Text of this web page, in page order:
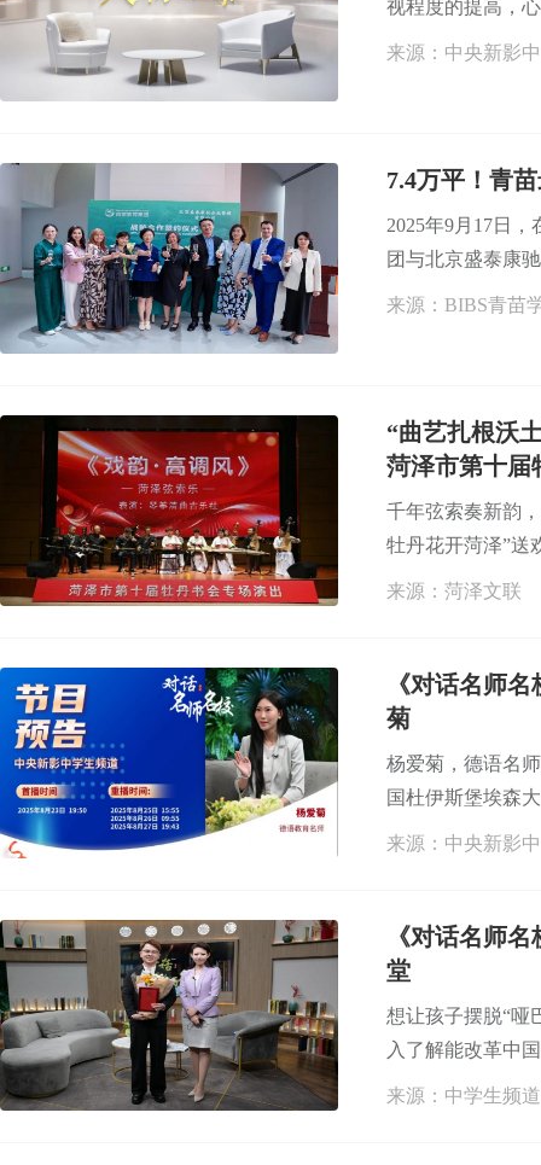
视程度的提高，
来源：中央新影
7.4万平！青
2025年9月17日
团与北京盛泰康
来源：BIBS青苗
“曲艺扎根沃
菏泽市第十届
千年弦索奏新韵
牡丹花开菏泽”送
来源：菏泽文联
《对话名师
菊
杨爱菊，德语名
国杜伊斯堡埃森
来源：中央新影
《对话名师
堂
想让孩子摆脱“哑
入了解能改革中
来源：中学生频道